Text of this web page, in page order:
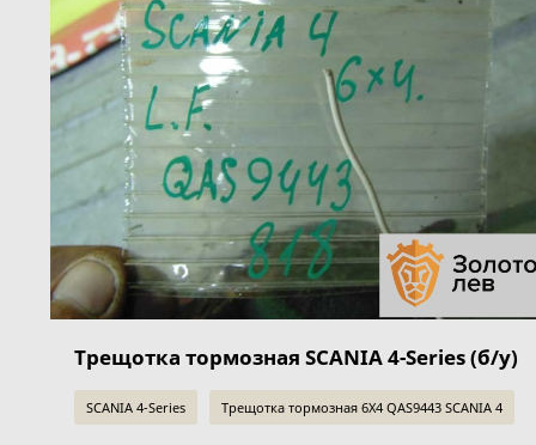
Трещотка тормозная SCANIA 4-Series (б/у)
SCANIA 4-Series Трещотка тормозная 6X4 QAS9443 SCANIA 4